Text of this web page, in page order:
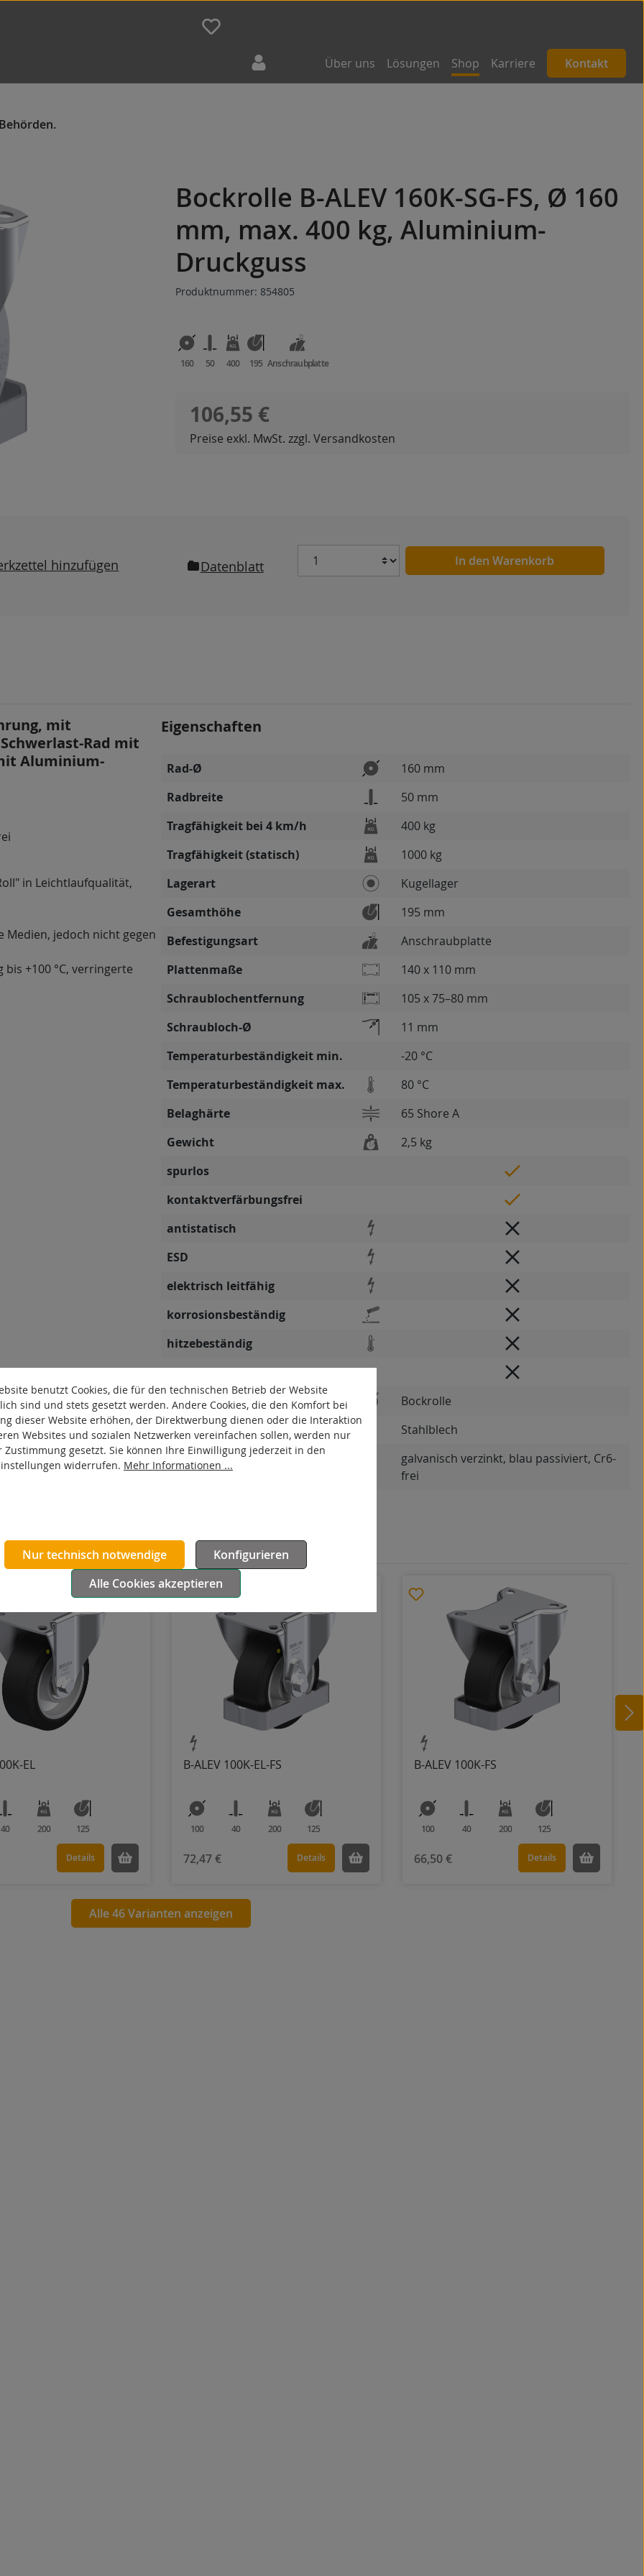
Über uns Lösungen Shop Karriere Kontakt
Bockrolle B-ALEV 160K-SG-FS, Ø 160
mm, max. 400 kg, Aluminium-
Druckguss
Produktnummer: 854805
160 50 400 195 Anschraubplatte
Regulärer Preis:
106,55 €
Preise exkl. MwSt. zzgl. Versandkosten
hinzufügen Datenblatt
Anzahl In den Warenkorb
mit
Rad mit
Aluminium-
in Leichtlaufqualität,
Medien, jedoch nicht gegen
bis +100 °C, verringerte
Eigenschaften
Rad-Ø
160 mm
Radbreite
50 mm
Tragfähigkeit bei 4 km/h
400 kg
Tragfähigkeit (statisch)
1000 kg
Lagerart
Kugellager
Gesamthöhe
195 mm
Befestigungsart
Anschraubplatte
Plattenmaße
140 x 110 mm
Schraublochentfernung
105 x 75–80 mm
Schraubloch-Ø
11 mm
Temperaturbeständigkeit min.
-20 °C
Temperaturbeständigkeit max.
80 °C
Belaghärte
65 Shore A
Gewicht
2,5 kg
spurlos
kontaktverfärbungsfrei
antistatisch
ESD
elektrisch leitfähig
korrosionsbeständig
hitzebeständig
autoklaventauglich
Produkttyp
Bockrolle
Material Gehäuse
Stahlblech
Oberfläche Gehäuse
galvanisch verzinkt, blau passiviert, Cr6-
frei
EL
40 200 125
Details
B-ALEV 100K-EL-FS
100 40 200 125
72,47 € Details
B-ALEV 100K-FS
100 40 200 125
66,50 € Details
Alle 46 Varianten anzeigen
benutzt Cookies, die für den technischen Betrieb der Website
sind und stets gesetzt werden. Andere Cookies, die den Komfort bei
dieser Website erhöhen, der Direktwerbung dienen oder die Interaktion
Websites und sozialen Netzwerken vereinfachen sollen, werden nur
Zustimmung gesetzt. Sie können Ihre Einwilligung jederzeit in den
widerrufen. Mehr Informationen ...
Nur technisch notwendige
Konfigurieren
Alle Cookies akzeptieren